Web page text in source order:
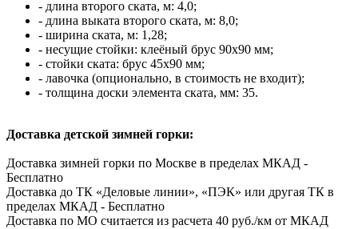
- длина второго ската, м: 4,0;
- длина выката второго ската, м: 8,0;
- ширина ската, м: 1,28;
- несущие стойки: клеёный брус 90х90 мм;
- стойки ската: брус 45х90 мм;
- лавочка (опционально, в стоимость не входит);
- толщина доски элемента ската, мм: 35.
Доставка детской зимней горки:
Доставка зимней горки по Москве в пределах МКАД -
Бесплатно
Доставка до ТК «Деловые линии», «ПЭК» или другая ТК в
пределах МКАД - Бесплатно
Доставка по МО считается из расчета 40 руб./км от МКАД